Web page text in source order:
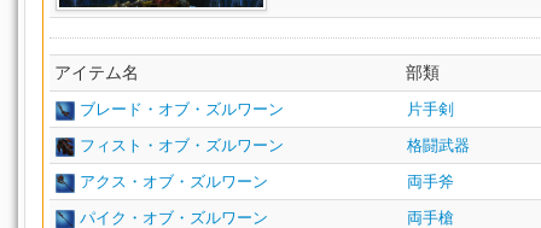
アイテム名 部類
ブレード・オブ・ズルワーン
片手剣
フィスト・オブ・ズルワーン
格闘武器
アクス・オブ・ズルワーン
両手斧
パイク・オブ・ズルワーン
両手槍